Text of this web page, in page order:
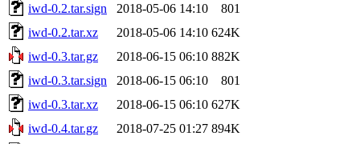
iwd-0.2.tar.sign
2018-05-06 14:10
801
iwd-0.2.tar.xz
2018-05-06 14:10 624K
iwd-0.3.tar.gz
2018-06-15 06:10 882K
iwd-0.3.tar.sign
2018-06-15 06:10
801
iwd-0.3.tar.xz
2018-06-15 06:10 627K
iwd-0.4.tar.gz
2018-07-25 01:27 894K